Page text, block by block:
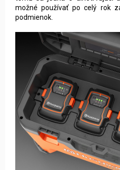
možné používať po celý rok
podmienok.